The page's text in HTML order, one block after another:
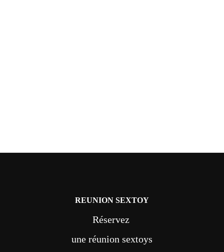
REUNION SEXTOY
Réservez
une réunion sextoys